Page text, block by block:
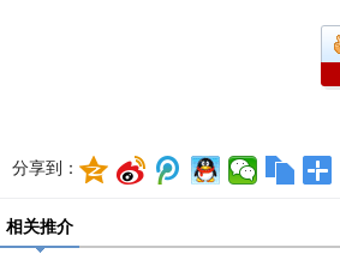
分享到：
相关推介